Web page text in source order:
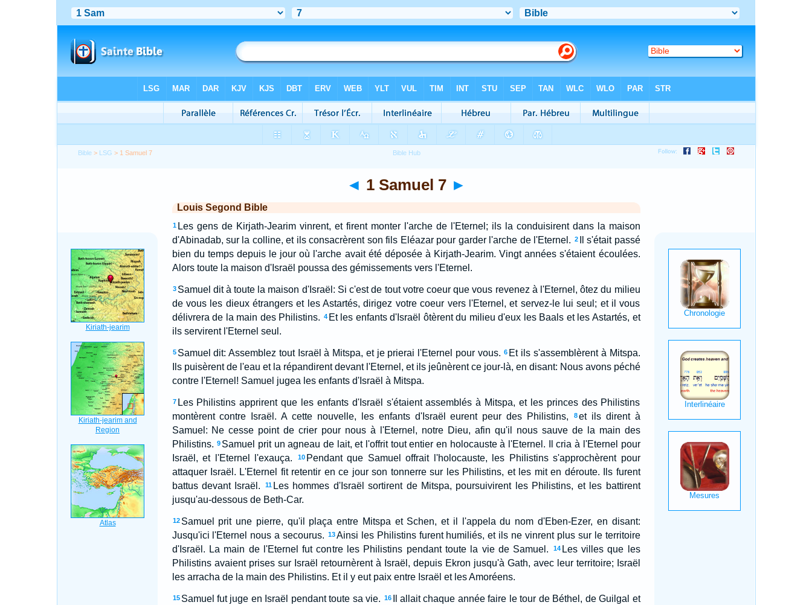
Bible > LSG > 1 Samuel 7
◄ 1 Samuel 7 ►
Louis Segond Bible
1 Les gens de Kirjath-Jearim vinrent, et firent monter l'arche de l'Eternel; ils la conduisirent dans la maison
d'Abinadab, sur la colline, et ils consacrèrent son fils Eléazar pour garder l'arche de l'Eternel. 2
Il s'était passé
bien du temps depuis le jour où l'arche avait été déposée à Kirjath-Jearim. Vingt années s'étaient écoulées.
Alors toute la maison d'Israël poussa des gémissements vers l'Eternel.
3 Samuel dit à toute la maison d'Israël: Si c'est de tout votre coeur que vous revenez à l'Eternel, ôtez du milieu
de vous les dieux étrangers et les Astartés, dirigez votre coeur vers l'Eternel, et servez-le lui seul; et il vous
délivrera de la main des Philistins. 4 Et les enfants d'Israël ôtèrent du milieu d'eux les Baals et les Astartés, et
ils servirent l'Eternel seul.
5 Samuel dit: Assemblez tout Israël à Mitspa, et je prierai l'Eternel pour vous. 6 Et ils s'assemblèrent à Mitspa.
Ils puisèrent de l'eau et la répandirent devant l'Eternel, et ils jeûnèrent ce jour-là, en disant: Nous avons péché
contre l'Eternel! Samuel jugea les enfants d'Israël à Mitspa.
7 Les Philistins apprirent que les enfants d'Israël s'étaient assemblés à Mitspa, et les princes des Philistins
montèrent contre Israël. A cette nouvelle, les enfants d'Israël eurent peur des Philistins,
8et ils dirent à
Samuel: Ne cesse point de crier pour nous à l'Eternel, notre Dieu, afin qu'il nous sauve de la main des
Philistins. 9 Samuel prit un agneau de lait, et l'offrit tout entier en holocauste à l'Eternel. Il cria à l'Eternel pour
Israël, et l'Eternel l'exauça.
10 Pendant que Samuel offrait l'holocauste, les Philistins s'approchèrent pour
attaquer Israël. L'Eternel fit retentir en ce jour son tonnerre sur les Philistins, et les mit en déroute. Ils furent
battus devant Israël.
11 Les hommes d'Israël sortirent de Mitspa, poursuivirent les Philistins, et les battirent
jusqu'au-dessous de Beth-Car.
12 Samuel prit une pierre, qu'il plaça entre Mitspa et Schen, et il l'appela du nom d'Eben-Ezer, en disant:
Jusqu'ici l'Eternel nous a secourus. 13Ainsi les Philistins furent humiliés, et ils ne vinrent plus sur le territoire
d'Israël. La main de l'Eternel fut contre les Philistins pendant toute la vie de Samuel.
14 Les villes que les
Philistins avaient prises sur Israël retournèrent à Israël, depuis Ekron jusqu'à Gath, avec leur territoire; Israël
les arracha de la main des Philistins. Et il y eut paix entre Israël et les Amoréens.
15 Samuel fut juge en Israël pendant toute sa vie. 16
Il allait chaque année faire le tour de Béthel, de Guilgal et